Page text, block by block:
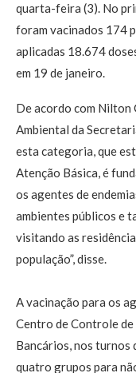
quarta-feira (3). No
foram vacinados 174
aplicadas 18.674
em 19 de janeiro.
De acordo com Nilton
Ambiental da
esta categoria, que
Atenção Básica, é
os agentes de
ambientes públicos e
visitando as
população”, disse.
A vacinação para os
Centro de Controle
Bancários, nos turnos
quatro grupos para